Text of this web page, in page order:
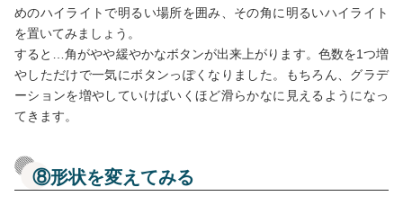
めのハイライトで明るい場所を囲み、その角に明るいハイライト
を置いてみましょう。
すると…角がやや緩やかなボタンが出来上がります。色数を1つ増
やしただけで一気にボタンっぽくなりました。もちろん、グラデ
ーションを増やしていけばいくほど滑らかなに見えるようになっ
てきます。
⑧形状を変えてみる